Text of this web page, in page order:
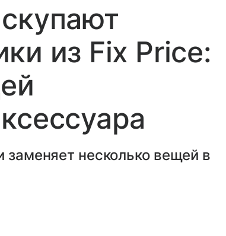
из Fix Price:
заменяет несколько вещей в